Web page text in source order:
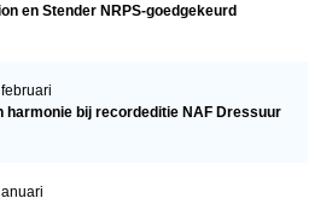
en Stender NRPS-goedgekeurd
harmonie bij recordeditie NAF Dressuur